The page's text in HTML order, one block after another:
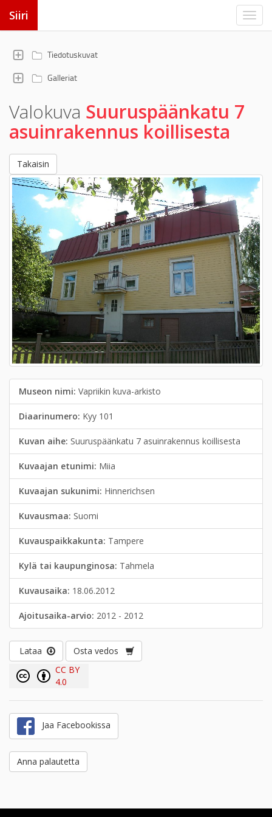
Siiri
Tiedotuskuvat
Galleriat
Valokuva Suuruspäänkatu 7
asuinrakennus koillisesta
Takaisin
Museon nimi: Vapriikin kuva-arkisto
Diaarinumero: Kyy 101
Kuvan aihe: Suuruspäänkatu 7 asuinrakennus koillisesta
Kuvaajan etunimi: Miia
Kuvaajan sukunimi: Hinnerichsen
Kuvausmaa: Suomi
Kuvauspaikkakunta: Tampere
Kylä tai kaupunginosa: Tahmela
Kuvausaika: 18.06.2012
Ajoitusaika-arvio: 2012 - 2012
Lataa
Osta vedos
CC BY
4.0
Jaa Facebookissa
Anna palautetta